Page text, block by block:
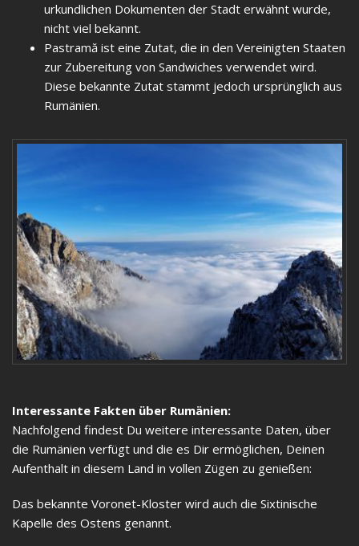
urkundlichen Dokumenten der Stadt erwähnt wurde,
nicht viel bekannt.
Pastramă ist eine Zutat, die in den Vereinigten Staaten
zur Zubereitung von Sandwiches verwendet wird.
Diese bekannte Zutat stammt jedoch ursprünglich aus
Rumänien.
Interessante Fakten über Rumänien:
Nachfolgend findest Du weitere interessante Daten, über
die Rumänien verfügt und die es Dir ermöglichen, Deinen
Aufenthalt in diesem Land in vollen Zügen zu genießen:
Das bekannte Voronet-Kloster wird auch die Sixtinische
Kapelle des Ostens genannt.